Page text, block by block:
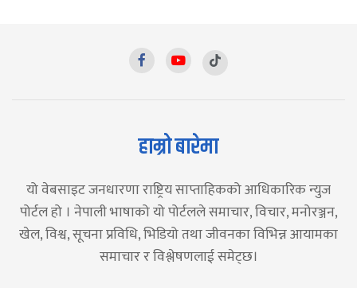
हाम्रो बारेमा
यो वेबसाइट जनधारणा राष्ट्रिय साप्ताहिकको आधिकारिक न्युज
पोर्टल हो । नेपाली भाषाको यो पोर्टलले समाचार, विचार, मनोरञ्जन,
खेल, विश्व, सूचना प्रविधि, भिडियो तथा जीवनका विभिन्न आयामका
समाचार र विश्लेषणलाई समेट्छ।